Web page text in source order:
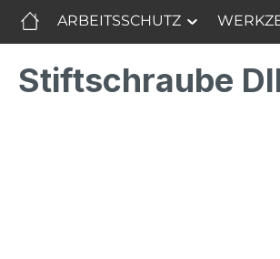
ARBEITSSCHUTZ
Stiftschraube